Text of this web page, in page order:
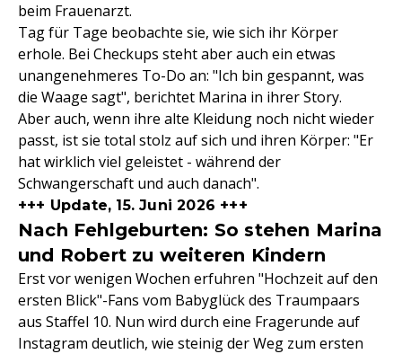
beim Frauenarzt.
Tag für Tage beobachte sie, wie sich ihr Körper
erhole. Bei Checkups steht aber auch ein etwas
unangenehmeres To-Do an: "Ich bin gespannt, was
die Waage sagt", berichtet Marina in ihrer Story.
Aber auch, wenn ihre alte Kleidung noch nicht wieder
passt, ist sie total stolz auf sich und ihren Körper: "Er
hat wirklich viel geleistet - während der
Schwangerschaft und auch danach".
+++ Update, 15. Juni 2026 +++
Nach Fehlgeburten: So stehen Marina
und Robert zu weiteren Kindern
Erst vor wenigen Wochen erfuhren "Hochzeit auf den
ersten Blick"-Fans vom Babyglück des Traumpaars
aus Staffel 10. Nun wird durch eine Fragerunde auf
Instagram deutlich, wie steinig der Weg zum ersten